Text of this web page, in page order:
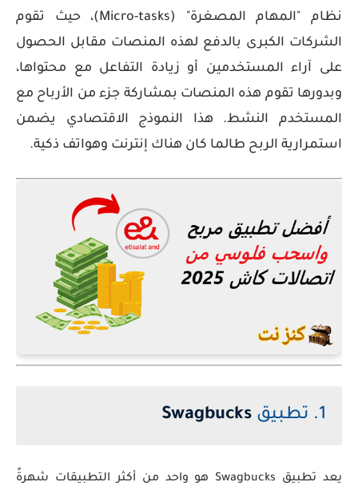
نظام "المهام المصغرة" (Micro-tasks)، حيث تقوم
الشركات الكبرى بالدفع لهذه المنصات مقابل الحصول
على آراء المستخدمين أو زيادة التفاعل مع محتواها،
وبدورها تقوم هذه المنصات بمشاركة جزء من الأرباح مع
المستخدم النشط. هذا النموذج الاقتصادي يضمن
استمرارية الربح طالما كان هناك إنترنت وهواتف ذكية.
Swagbucks
يعد تطبيق Swagbucks هو واحد من أكثر التطبيقات شهرةً